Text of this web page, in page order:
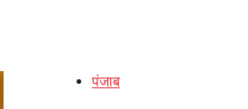
पंजाब